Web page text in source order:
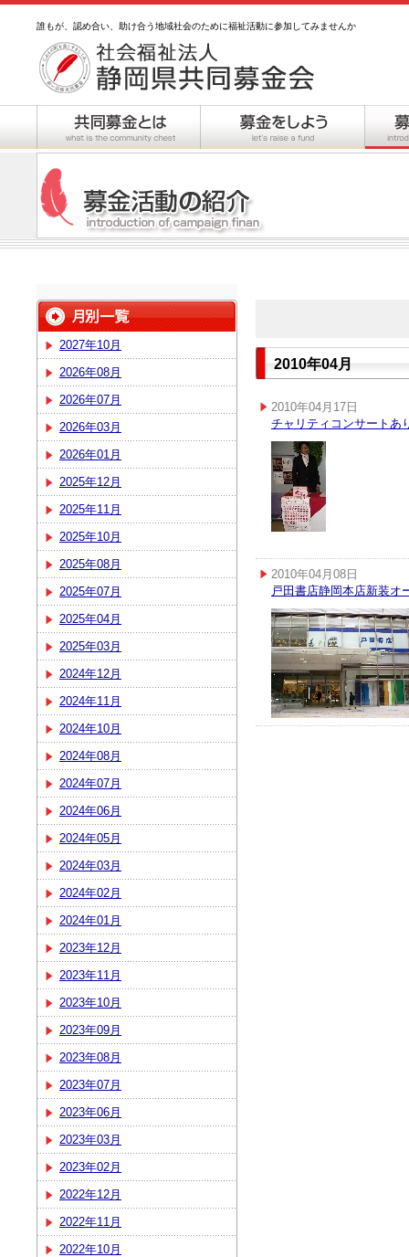
誰もが、認め合い、助け合う地域社会のために福祉活動に参加してみませんか
2027年10月
2026年08月
2026年07月
2026年03月
2026年01月
2025年12月
2025年11月
2025年10月
2025年08月
2025年07月
2025年04月
2025年03月
2024年12月
2024年11月
2024年10月
2024年08月
2024年07月
2024年06月
2024年05月
2024年03月
2024年02月
2024年01月
2023年12月
2023年11月
2023年10月
2023年09月
2023年08月
2023年07月
2023年06月
2023年03月
2023年02月
2022年12月
2022年11月
2022年10月
2010年04月
2010年04月17日
チャリティコンサートあ
2010年04月08日
戸田書店静岡本店新装オ